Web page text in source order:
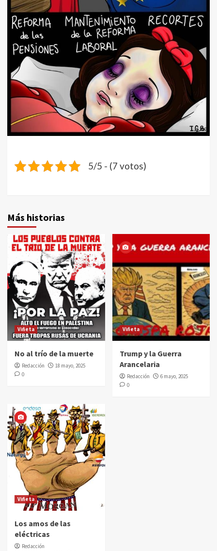
5/5 - (7 votos)
Más historias
Viñeta
No al trío de la muerte
Redacción
18 mayo, 2025
0
Viñeta
Trump y la Guerra
Arancelaria
Redacción
6 mayo, 2025
0
Viñeta
Los amos de las
eléctricas
Redacción